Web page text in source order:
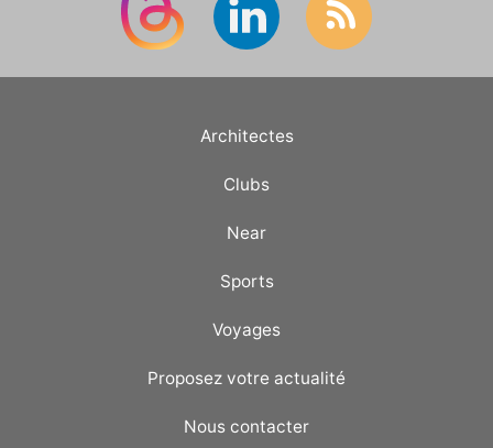
Architectes
Clubs
Near
Sports
Voyages
Proposez votre actualité
Nous contacter